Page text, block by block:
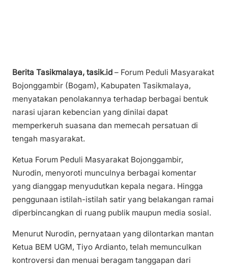
Berita Tasikmalaya, tasik.id – Forum Peduli Masyarakat
Bojonggambir (Bogam), Kabupaten Tasikmalaya,
menyatakan penolakannya terhadap berbagai bentuk
narasi ujaran kebencian yang dinilai dapat
memperkeruh suasana dan memecah persatuan di
tengah masyarakat.
Ketua Forum Peduli Masyarakat Bojonggambir,
Nurodin, menyoroti munculnya berbagai komentar
yang dianggap menyudutkan kepala negara. Hingga
penggunaan istilah-istilah satir yang belakangan ramai
diperbincangkan di ruang publik maupun media sosial.
Menurut Nurodin, pernyataan yang dilontarkan mantan
Ketua BEM UGM, Tiyo Ardianto, telah memunculkan
kontroversi dan menuai beragam tanggapan dari